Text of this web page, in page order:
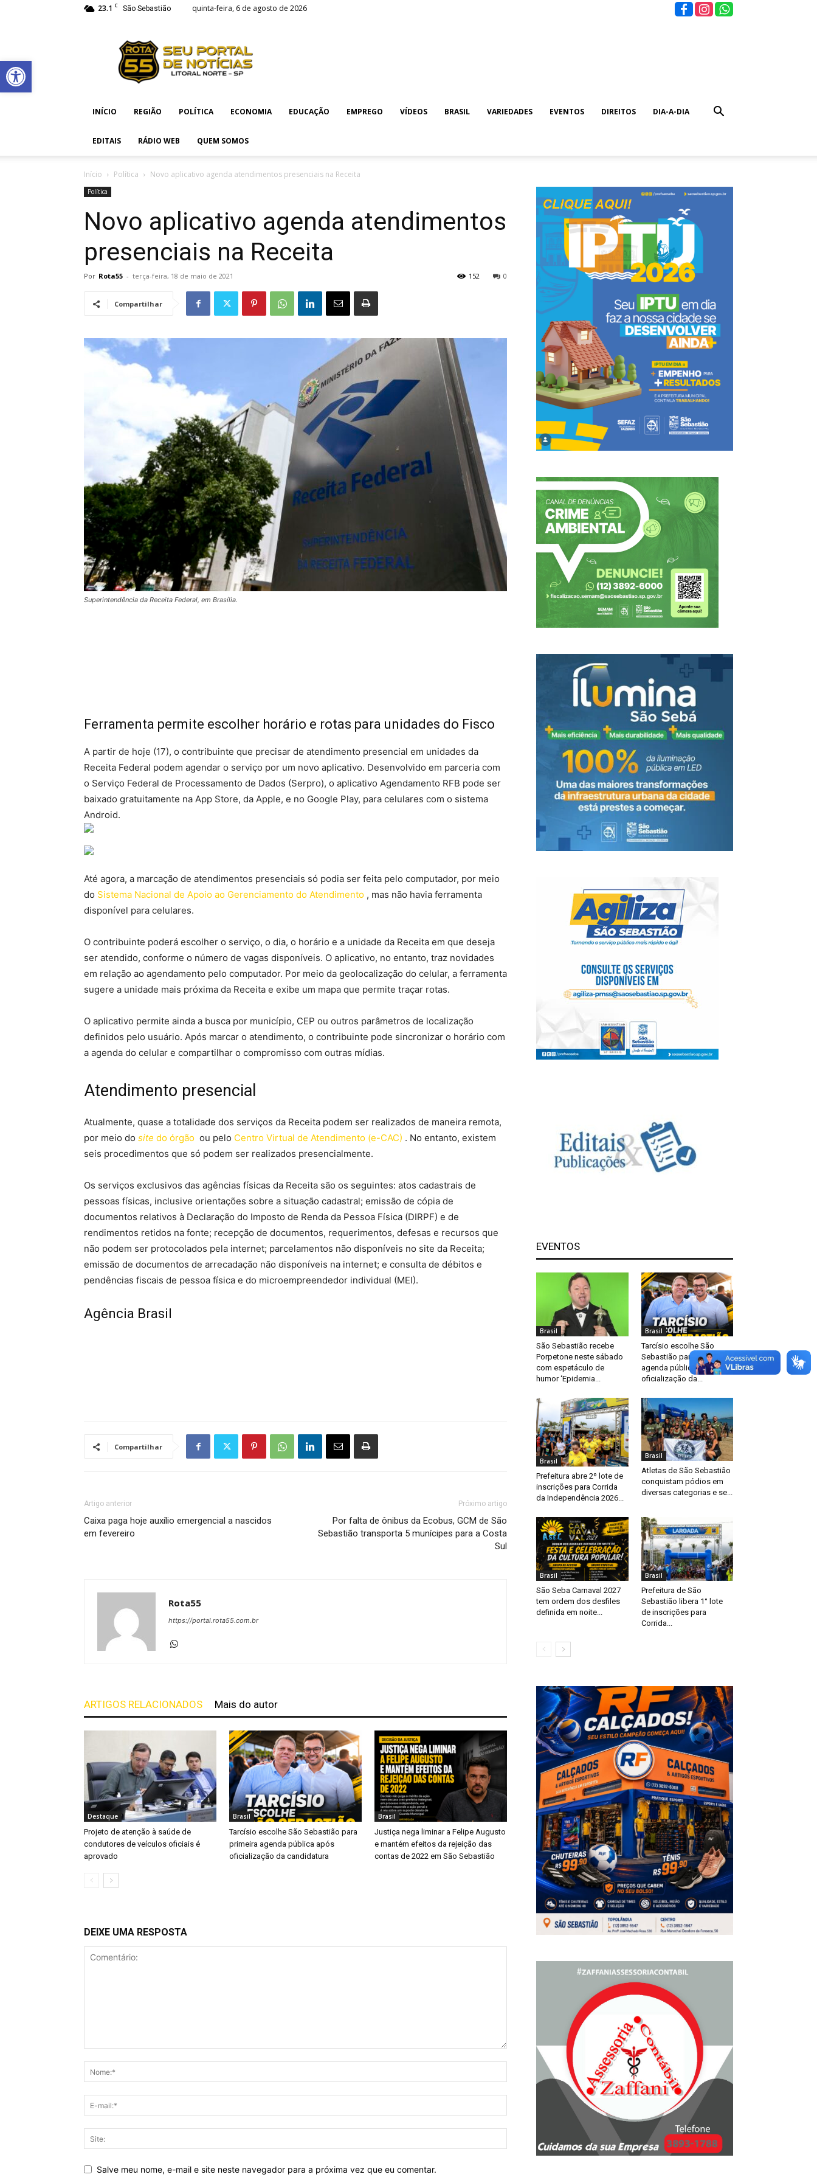
Abrir a barra de ferramentas
23.1 C São Sebastião quinta-feira, 6 de agosto de 2026
55
INÍCIO REGIÃO POLÍTICA ECONOMIA EDUCAÇÃO EMPREGO VÍDEOS BRASIL VARIEDADES EVENTOS DIREITOS DIA-A-DIA
EDITAIS RÁDIO WEB QUEM SOMOS
Início Política Novo aplicativo agenda atendimentos presenciais na Receita
Política
Novo aplicativo agenda atendimentos
presenciais na Receita
Por Rota55 - terça-feira, 18 de maio de 2021 0
152
Compartilhar
Superintendência da Receita Federal, em Brasília.
Ferramenta permite escolher horário e rotas para unidades do Fisco
A partir de hoje (17), o contribuinte que precisar de atendimento presencial em unidades da
Receita Federal podem agendar o serviço por um novo aplicativo. Desenvolvido em parceria com
o Serviço Federal de Processamento de Dados (Serpro), o aplicativo Agendamento RFB pode ser
baixado gratuitamente na App Store, da Apple, e no Google Play, para celulares com o sistema
Android.
Até agora, a marcação de atendimentos presenciais só podia ser feita pelo computador, por meio
do Sistema Nacional de Apoio ao Gerenciamento do Atendimento , mas não havia ferramenta
disponível para celulares.
O contribuinte poderá escolher o serviço, o dia, o horário e a unidade da Receita em que deseja
ser atendido, conforme o número de vagas disponíveis. O aplicativo, no entanto, traz novidades
em relação ao agendamento pelo computador. Por meio da geolocalização do celular, a ferramenta
sugere a unidade mais próxima da Receita e exibe um mapa que permite traçar rotas.
O aplicativo permite ainda a busca por município, CEP ou outros parâmetros de localização
definidos pelo usuário. Após marcar o atendimento, o contribuinte pode sincronizar o horário com
a agenda do celular e compartilhar o compromisso com outras mídias.
Atendimento presencial
Atualmente, quase a totalidade dos serviços da Receita podem ser realizados de maneira remota,
por meio do site do órgão ou pelo Centro Virtual de Atendimento (e-CAC) . No entanto, existem
seis procedimentos que só podem ser realizados presencialmente.
Os serviços exclusivos das agências físicas da Receita são os seguintes: atos cadastrais de
pessoas físicas, inclusive orientações sobre a situação cadastral; emissão de cópia de
documentos relativos à Declaração do Imposto de Renda da Pessoa Física (DIRPF) e de
rendimentos retidos na fonte; recepção de documentos, requerimentos, defesas e recursos que
não podem ser protocolados pela internet; parcelamentos não disponíveis no site da Receita;
emissão de documentos de arrecadação não disponíveis na internet; e consulta de débitos e
pendências fiscais de pessoa física e do microempreendedor individual (MEI).
Agência Brasil
Compartilhar
Artigo anterior
Caixa paga hoje auxílio emergencial a nascidos
em fevereiro
Próximo artigo
Por falta de ônibus da Ecobus, GCM de São
Sebastião transporta 5 munícipes para a Costa
Sul
Rota55
https://portal.rota55.com.br
ARTIGOS RELACIONADOS Mais do autor
Destaque
Projeto de atenção à saúde de
condutores de veículos oficiais é
aprovado
Brasil
Tarcísio escolhe São Sebastião para
primeira agenda pública após
oficialização da candidatura
Brasil
Justiça nega liminar a Felipe Augusto
e mantém efeitos da rejeição das
contas de 2022 em São Sebastião
DEIXE UMA RESPOSTA
Salve meu nome, e-mail e site neste navegador para a próxima vez que eu comentar.
EVENTOS
Brasil
São Sebastião recebe
Porpetone neste sábado
com espetáculo de
humor ‘Epidemia...
Brasil
Tarcísio escolhe São
Sebastião para primeira
agenda pública após
oficialização da...
Brasil
Prefeitura abre 2º lote de
inscrições para Corrida
da Independência 2026...
Brasil
Atletas de São Sebastião
conquistam pódios em
diversas categorias e se...
Brasil
São Seba Carnaval 2027
tem ordem dos desfiles
definida em noite...
Brasil
Prefeitura de São
Sebastião libera 1° lote
de inscrições para
Corrida...